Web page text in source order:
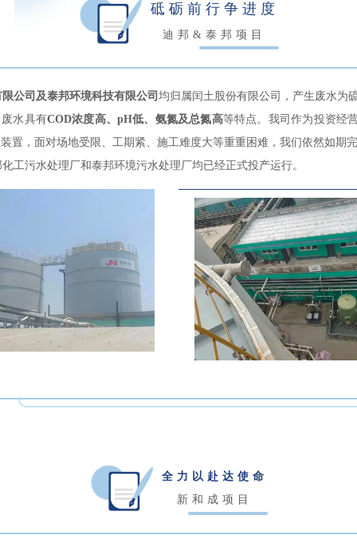
砥砺前行争进度
迪邦&泰邦项目
公司及泰邦环境科技有限公司 均归属闰土股份有限公司，产生废水为
水具有COD浓度高、pH低、氨氮及总氮高等特点。我司作为投资经
置，面对场地受限、工期紧、施工难度大等重重困难，我们依然如期
工污水处理厂和泰邦环境污水处理厂均已经正式投产运行。
全力以赴达使命
新和成项目